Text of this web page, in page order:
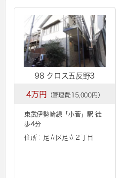
98 クロス五反野3
4万円 （管理費:15,000円）
東武伊勢崎線「小菅 」駅 徒
歩4分
住所：足立区足立２丁目